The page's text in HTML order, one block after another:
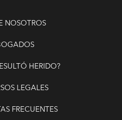
NOSOTROS
HERIDO?
LEGALES
FRECUENTES